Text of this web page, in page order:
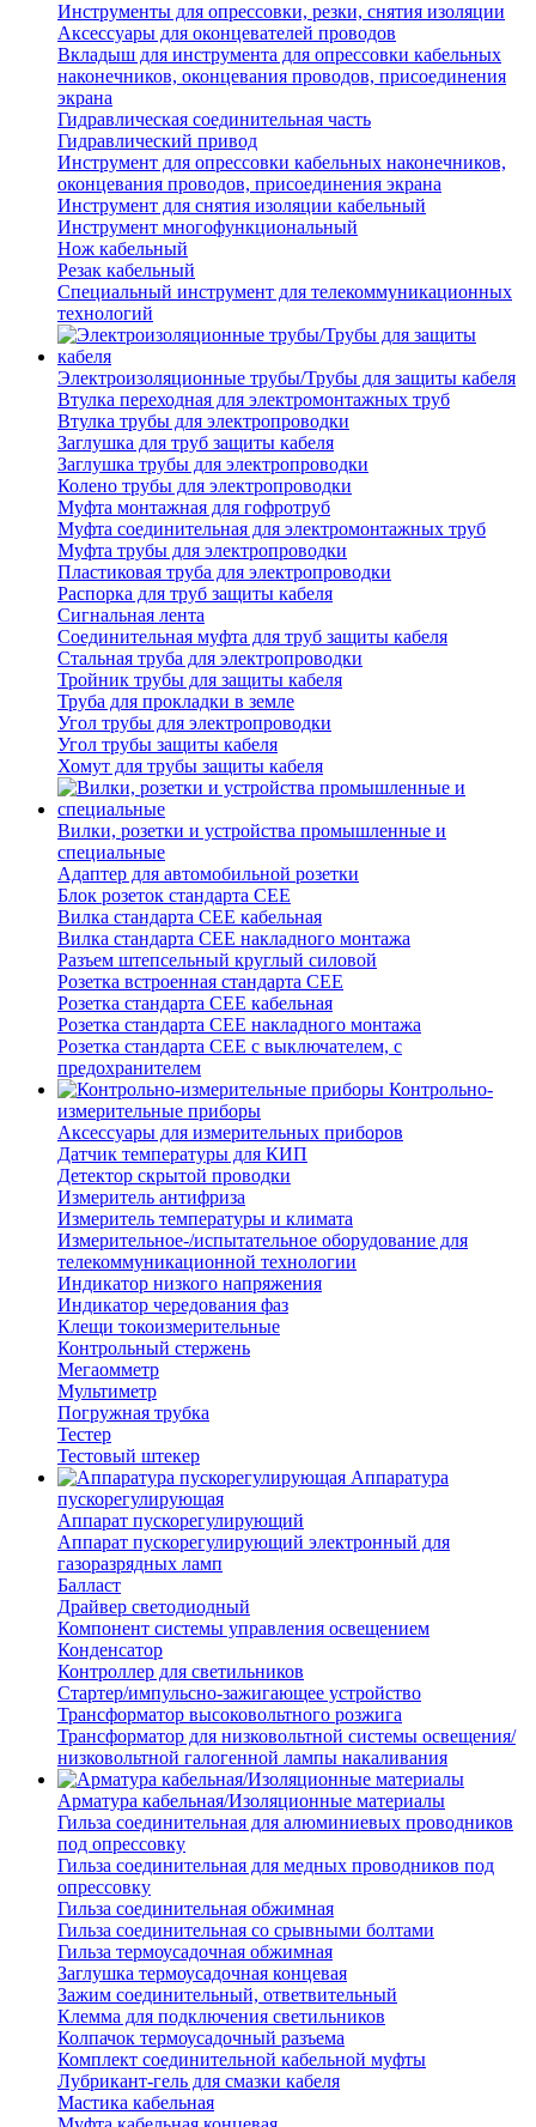
Инструменты для опрессовки, резки, снятия изоляции
Аксессуары для оконцевателей проводов
Вкладыш для инструмента для опрессовки кабельных
наконечников, оконцевания проводов, присоединения
экрана
Гидравлическая соединительная часть
Гидравлический привод
Инструмент для опрессовки кабельных наконечников,
оконцевания проводов, присоединения экрана
Инструмент для снятия изоляции кабельный
Инструмент многофункциональный
Нож кабельный
Резак кабельный
Специальный инструмент для телекоммуникационных
технологий
Электроизоляционные трубы/Трубы для защиты кабеля
Втулка переходная для электромонтажных труб
Втулка трубы для электропроводки
Заглушка для труб защиты кабеля
Заглушка трубы для электропроводки
Колено трубы для электропроводки
Муфта монтажная для гофротруб
Муфта соединительная для электромонтажных труб
Муфта трубы для электропроводки
Пластиковая труба для электропроводки
Распорка для труб защиты кабеля
Сигнальная лента
Соединительная муфта для труб защиты кабеля
Стальная труба для электропроводки
Тройник трубы для защиты кабеля
Труба для прокладки в земле
Угол трубы для электропроводки
Угол трубы защиты кабеля
Хомут для трубы защиты кабеля
Вилки, розетки и устройства промышленные и
специальные
Адаптер для автомобильной розетки
Блок розеток стандарта CEE
Вилка стандарта CEE кабельная
Вилка стандарта CEE накладного монтажа
Разъем штепсельный круглый силовой
Розетка встроенная стандарта CEE
Розетка стандарта СЕЕ кабельная
Розетка стандарта СЕЕ накладного монтажа
Розетка стандарта СЕЕ с выключателем, с
предохранителем
Контрольно-
измерительные приборы
Аксессуары для измерительных приборов
Датчик температуры для КИП
Детектор скрытой проводки
Измеритель антифриза
Измеритель температуры и климата
Измерительное-/испытательное оборудование для
телекоммуникационной технологии
Индикатор низкого напряжения
Индикатор чередования фаз
Клещи токоизмерительные
Контрольный стержень
Мегаомметр
Мультиметр
Погружная трубка
Тестер
Тестовый штекер
Аппаратура
пускорегулирующая
Аппарат пускорегулирующий
Аппарат пускорегулирующий электронный для
газоразрядных ламп
Балласт
Драйвер светодиодный
Компонент системы управления освещением
Конденсатор
Контроллер для светильников
Стартер/импульсно-зажигающее устройство
Трансформатор высоковольтного розжига
Трансформатор для низковольтной системы освещения/
низковольтной галогенной лампы накаливания
Арматура кабельная/Изоляционные материалы
Гильза соединительная для алюминиевых проводников
под опрессовку
Гильза соединительная для медных проводников под
опрессовку
Гильза соединительная обжимная
Гильза соединительная со срывными болтами
Гильза термоусадочная обжимная
Заглушка термоусадочная концевая
Зажим соединительный, ответвительный
Клемма для подключения светильников
Колпачок термоусадочный разъема
Комплект соединительной кабельной муфты
Лубрикант-гель для смазки кабеля
Мастика кабельная